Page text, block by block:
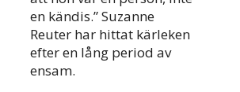
en kändis.” Suzanne
Reuter har hittat kärleken
efter en lång period av
ensam.